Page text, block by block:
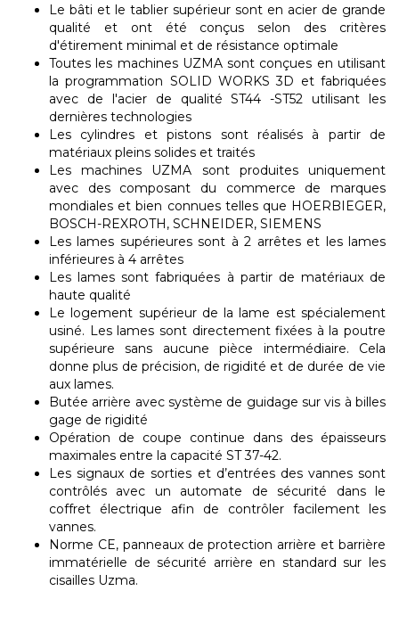
Le bâti et le tablier supérieur sont en acier de grande
qualité et ont été conçus selon des critères
d'étirement minimal et de résistance optimale
Toutes les machines UZMA sont conçues en utilisant
la programmation SOLID WORKS 3D et fabriquées
avec de l'acier de qualité ST44 -ST52 utilisant les
dernières technologies
Les cylindres et pistons sont réalisés à partir de
matériaux pleins solides et traités
Les machines UZMA sont produites uniquement
avec des composant du commerce de marques
mondiales et bien connues telles que HOERBIEGER,
BOSCH-REXROTH, SCHNEIDER, SIEMENS
Les lames supérieures sont à 2 arrêtes et les lames
inférieures à 4 arrêtes
Les lames sont fabriquées à partir de matériaux de
haute qualité
Le logement supérieur de la lame est spécialement
usiné. Les lames sont directement fixées à la poutre
supérieure sans aucune pièce intermédiaire. Cela
donne plus de précision, de rigidité et de durée de vie
aux lames.
Butée arrière avec système de guidage sur vis à billes
gage de rigidité
Opération de coupe continue dans des épaisseurs
maximales entre la capacité ST 37-42.
Les signaux de sorties et d’entrées des vannes sont
contrôlés avec un automate de sécurité dans le
coffret électrique afin de contrôler facilement les
vannes.
Norme CE, panneaux de protection arrière et barrière
immatérielle de sécurité arrière en standard sur les
cisailles Uzma.